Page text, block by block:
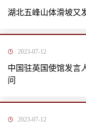
湖北五峰山体滑坡又
2023-07-12
中国驻英国使馆发言
问
2023-07-12